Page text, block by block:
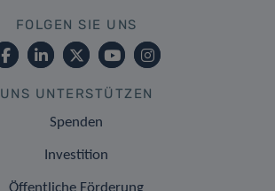
FOLGEN SIE UNS
UNS UNTERSTÜTZEN
Spenden
Investition